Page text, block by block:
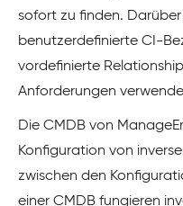
sofort zu finden. Darüber
benutzerdefinierte CI-
vordefinierte
Anforderungen
Die CMDB von
Konfiguration von
zwischen den
einer CMDB fungieren